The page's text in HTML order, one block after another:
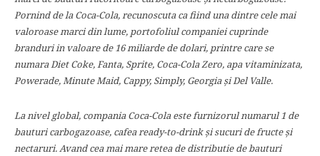
Pornind de la Coca-Cola, recunoscuta ca fiind una dintre cele mai
valoroase marci din lume, portofoliul companiei cuprinde
branduri in valoare de 16 miliarde de dolari, printre care se
numara Diet Coke, Fanta, Sprite, Coca-Cola Zero, apa vitaminizata,
Powerade, Minute Maid, Cappy, Simply, Georgia şi Del Valle.
La nivel global, compania Coca-Cola este furnizorul numarul 1 de
bauturi carbogazoase, cafea ready-to-drink şi sucuri de fructe şi
nectaruri. Avand cea mai mare retea de distributie de bauturi